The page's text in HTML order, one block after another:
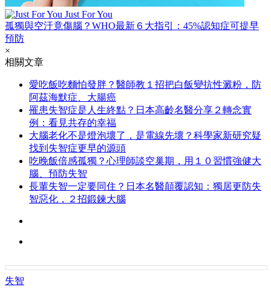
Just For You
孤獨與空汙竟傷腦？WHO最新６大指引：45%認知症可提早
預防
×
相關文章
愛吃飯吃麵怕發胖？醫師教１招把白飯變抗性澱粉，防
阿茲海默症、大腸癌
罹患失智症是人生終點？日本高齡名醫分享２轉念實
例：看見共存的幸福
大腦老化不是燈泡壞了，是電線先壞？科學家新研究疑
找到失智症更早的源頭
吃晚飯倍感孤獨？心理師談空巢期，用１０習慣強健大
腦、預防失智
長輩失智一定要同住？日本名醫顛覆認知：獨居更防失
智惡化，２招鍛鍊大腦
失智